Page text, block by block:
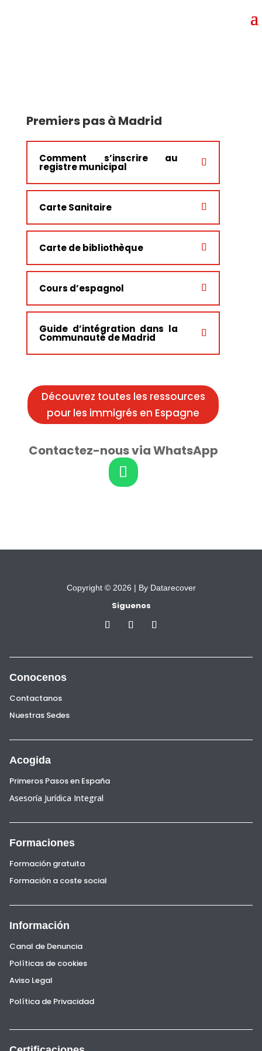
Premiers pas à Madrid
Comment s’inscrire au
registre municipal
Carte Sanitaire
Carte de bibliothèque
Cours d’espagnol
Guide d’intégration dans la
Communauté de Madrid
Découvrez toutes les ressources
pour les immigrés en Espagne
Contactez-nous via WhatsApp
Copyright © 2026 | By Datarecover
Siguenos
Conocenos
Contactanos
Nuestras Sedes
Acogida
Primeros Pasos en España
Asesoría Jurídica Integral
Formaciones
Formación gratuita
Formación a coste social
Información
Canal de Denuncia
Políticas de cookies
Aviso Legal
Política de Privacidad